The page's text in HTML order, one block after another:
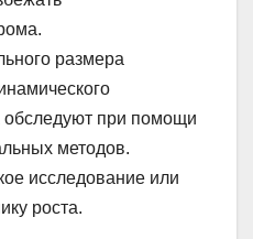
размера
при помощи
методов.
исследование или
роста.